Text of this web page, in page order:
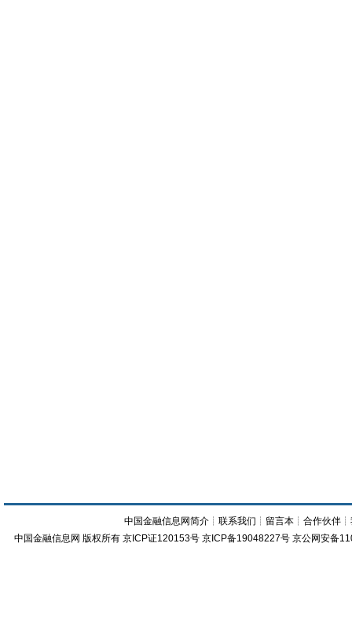
中国金融信息网简介 ┊联系我们 ┊ 留言本 ┊合作伙伴 ┊
中国金融信息网 版权所有 京ICP证120153号 京ICP备19048227号 京公网安备